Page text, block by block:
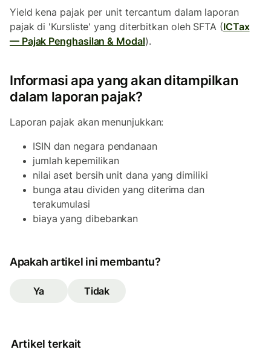
Yield kena pajak per unit tercantum dalam laporan
pajak di 'Kursliste' yang diterbitkan oleh SFTA (ICTax
— Pajak Penghasilan & Modal).
Informasi apa yang akan ditampilkan
dalam laporan pajak?
Laporan pajak akan menunjukkan:
ISIN dan negara pendanaan
jumlah kepemilikan
nilai aset bersih unit dana yang dimiliki
bunga atau dividen yang diterima dan
terakumulasi
biaya yang dibebankan
Apakah artikel ini membantu?
Ya Tidak
Artikel terkait